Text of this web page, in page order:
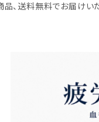
品、送料無料でお届けいた